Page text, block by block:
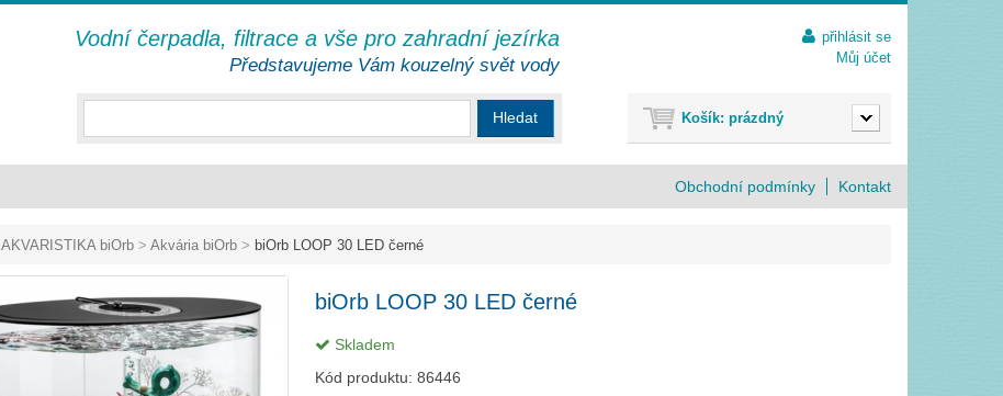
AKVARISTIKA biOrb > Akvária biOrb > biOrb LOOP 30 LED černé
biOrb LOOP 30 LED černé
Skladem
Kód produktu: 86446
Obchodní podmínky Kontakt
Hledat
přihlásit se
Můj účet
Košík: prázdný
Vodní čerpadla, filtrace a vše pro zahradní jezírka
Představujeme Vám kouzelný svět vody